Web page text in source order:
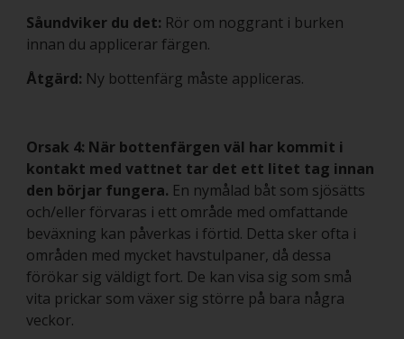
Såundviker du det: Rör om noggrant i burken
innan du applicerar färgen.
Åtgärd: Ny bottenfärg måste appliceras.
Orsak 4: När bottenfärgen väl har kommit i
kontakt med vattnet tar det ett litet tag innan
den börjar fungera. En nymålad båt som sjösätts
och/eller förvaras i ett område med omfattande
beväxning kan påverkas i förtid. Detta sker ofta i
områden med mycket havstulpaner, då dessa
förökar sig väldigt fort. De kan visa sig som små
vita prickar som växer sig större på bara några
veckor.